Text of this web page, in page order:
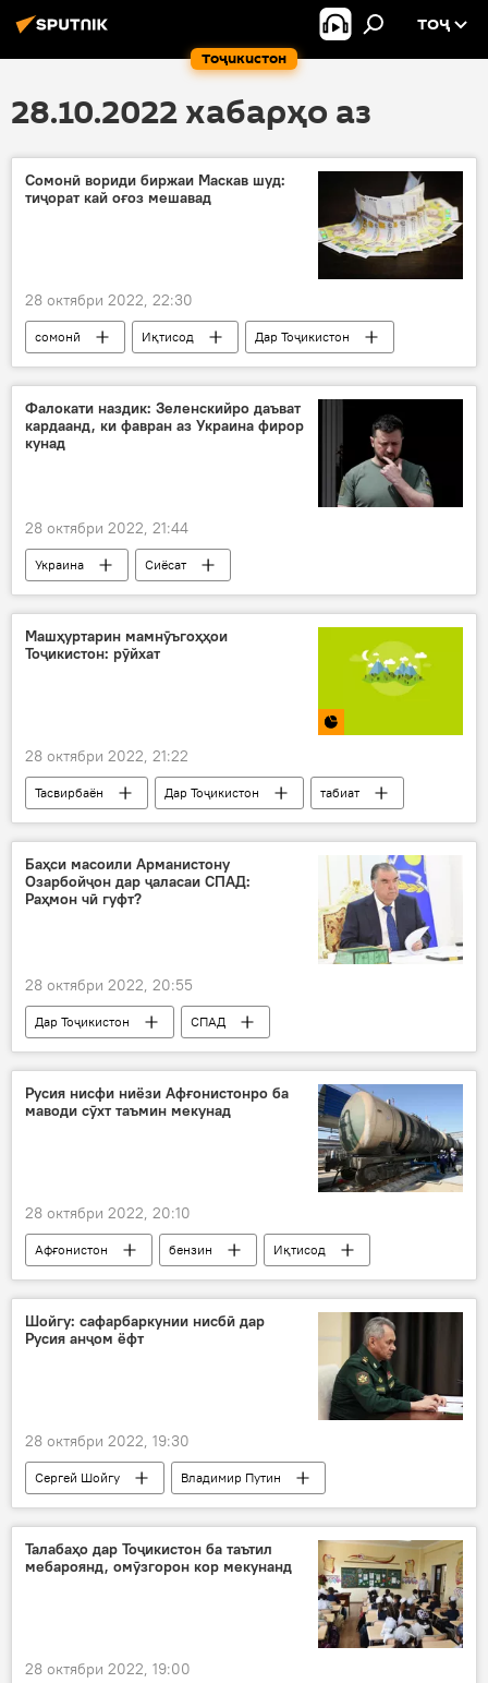
Тоҷикистон
ТОҶ
28.10.2022 хабарҳо аз
Cомонӣ вориди биржаи Маскав шуд:
тиҷорат кай оғоз мешавад
28 октябри 2022, 22:30
сомонӣ Иқтисод
Дар Тоҷикистон
Дар Русия
Маскав рубл
Фалокати наздик: Зеленскийро даъват
кардаанд, ки фавран аз Украина фирор
кунад
28 октябри 2022, 21:44
Украина
Сиёсат
Владимир Зеленский
фирор
Дар Русия
Донбасс
Машҳуртарин мамнӯъгоҳҳои
Тоҷикистон: рӯйхат
28 октябри 2022, 21:22
Тасвирбаён Дар Тоҷикистон
табиат
муҳити зист
Баҳси масоили Арманистону
Озарбойҷон дар ҷаласаи СПАД:
Раҳмон чӣ гуфт?
28 октябри 2022, 20:55
Дар Тоҷикистон
СПАД
Амният ва мудофиа
Озарбойҷон
Арманистон
Русия нисфи ниёзи Афғонистонро ба
маводи сӯхт таъмин мекунад
28 октябри 2022, 20:10
Афғонистон бензин
Иқтисод
Дар Русия
Шойгу: сафарбаркунии нисбӣ дар
Русия анҷом ёфт
28 октябри 2022, 19:30
Сергей Шойгу
Владимир Путин
артиш
сафарбарсозии нисбӣ
Дар Русия
Талабаҳо дар Тоҷикистон ба таътил
мебароянд, омӯзгорон кор мекунанд
28 октябри 2022, 19:00